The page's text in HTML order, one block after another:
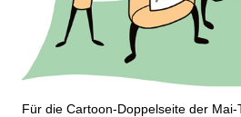
Für die Cartoon-Doppelseite der